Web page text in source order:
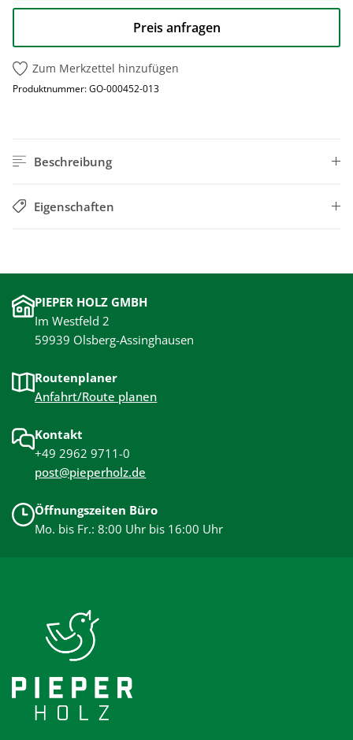
Preis anfragen
Zum Merkzettel hinzufügen
Produktnummer:GO-000452-013
Beschreibung
Eigenschaften
PIEPER HOLZ GMBH
Im Westfeld 2
59939 Olsberg-Assinghausen
Routenplaner
Anfahrt/Route planen
Kontakt
+49 2962 9711-0
post@pieperholz.de
Öffnungszeiten Büro
Mo. bis Fr.: 8:00 Uhr bis 16:00 Uhr